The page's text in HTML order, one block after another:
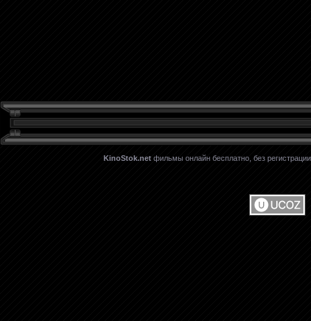
KinoStok.net фильмы онлайн бесплатно, без